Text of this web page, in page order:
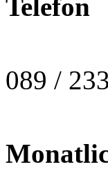
Telefon
089 /